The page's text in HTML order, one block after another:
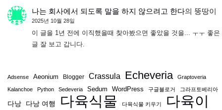
나는 회사에서 되도록 말을 하지 않으려고 한다의 뚱땅이
2025년 10월 28일
이 글을 1년 전에 이직했을때 찾아봤으면 좋았을 것을... ㅜㅜ 좋은
글 잘 보고 갑니다.
Adsense Aeonium Blogger Crassula Echeveria Graptoveria
Kalanchoe Python Sedeveria Sedum WordPress 구글블로거 그라프토베리아
다낭 다낭 여행 다육식물 다육식물 키우기 다육이